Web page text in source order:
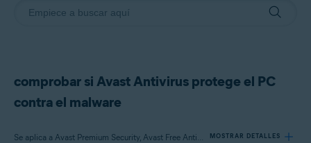
comprobar si Avast Antivirus protege el PC
contra el malware
Se aplica a Avast Premium Security, Avast Free Antivirus MOSTRAR DETALLES